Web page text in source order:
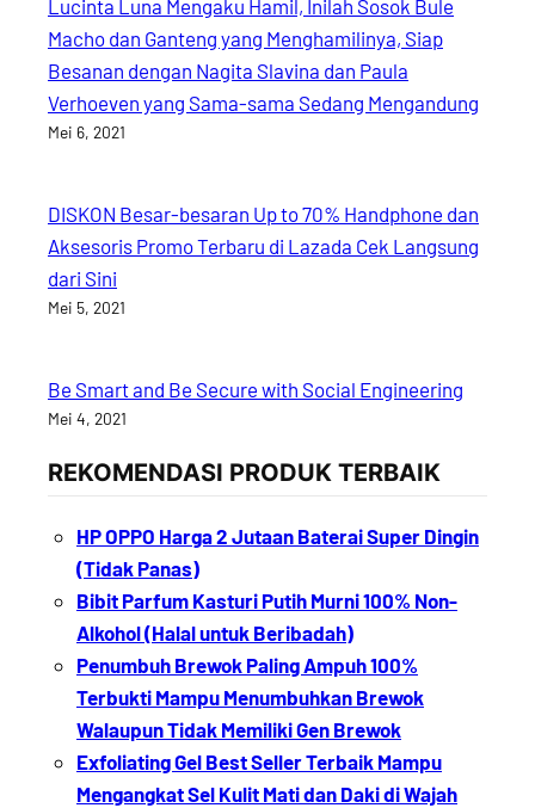
Lucinta Luna Mengaku Hamil, Inilah Sosok Bule
Macho dan Ganteng yang Menghamilinya, Siap
Besanan dengan Nagita Slavina dan Paula
Verhoeven yang Sama-sama Sedang Mengandung
Mei 6, 2021
DISKON Besar-besaran Up to 70% Handphone dan
Aksesoris Promo Terbaru di Lazada Cek Langsung
dari Sini
Mei 5, 2021
Be Smart and Be Secure with Social Engineering
Mei 4, 2021
REKOMENDASI PRODUK TERBAIK
HP OPPO Harga 2 Jutaan Baterai Super Dingin
(Tidak Panas)
Bibit Parfum Kasturi Putih Murni 100% Non-
Alkohol (Halal untuk Beribadah)
Penumbuh Brewok Paling Ampuh 100%
Terbukti Mampu Menumbuhkan Brewok
Walaupun Tidak Memiliki Gen Brewok
Exfoliating Gel Best Seller Terbaik Mampu
Mengangkat Sel Kulit Mati dan Daki di Wajah